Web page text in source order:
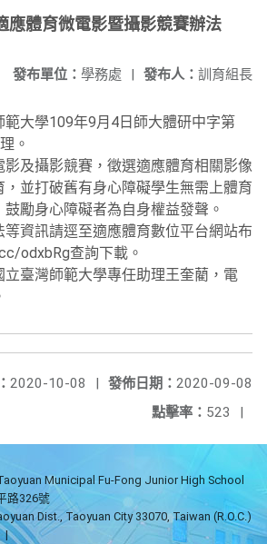
應體育微電影暨攝影競賽辦法
發布人： 訓育組長
發布單位： 學務處 |
大學109年9月4日師大體研中字第
。
及攝影競賽，徵選適應體育相關影像
並打破舊有身心障礙學生無需上體育
勵身心障礙者為自身權益發聲。
資訊請逕至適應體育數位平台網站布
odxbRg查詢下載。
立臺灣師範大學專任助理王奎藺，電
發佈日期： 2020-09-08
2020-10-08
|
點擊率： 523 |
Municipal Fu-Fong Junior High School
路326號
Dist., Taoyuan City 33070, Taiwan (R.O.C.)
|